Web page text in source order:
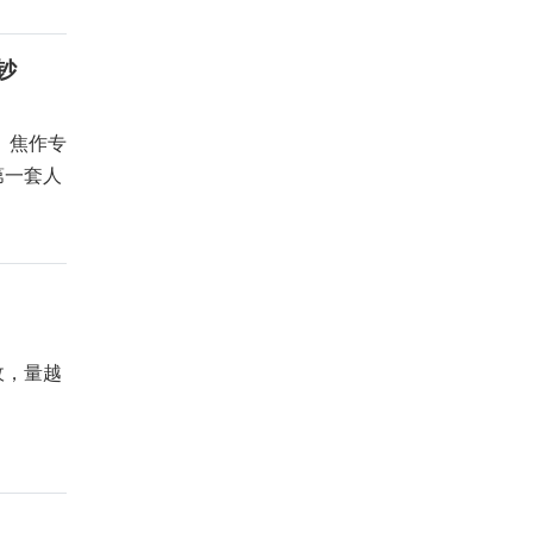
作专
套人
量越